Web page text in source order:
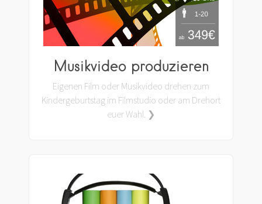
Musikvideo produzieren
Eigenen Film oder Musikvideo drehen zum
Kindergeburtstag im Filmstudio oder am Drehort
euer Wahl. ❯